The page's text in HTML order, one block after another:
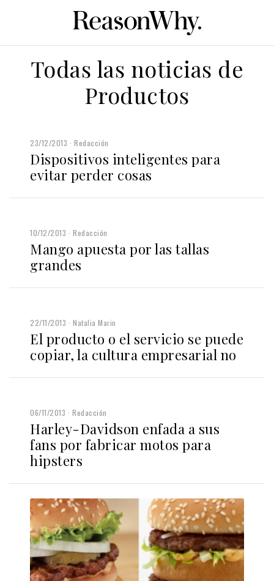
Todas las noticias de
Productos
23/12/2013 Redacción
Dispositivos inteligentes para
evitar perder cosas
10/12/2013 Redacción
Mango apuesta por las tallas
grandes
22/11/2013 Natalia Marin
El producto o el servicio se puede
copiar, la cultura empresarial no
06/11/2013 Redacción
Harley-Davidson enfada a sus
fans por fabricar motos para
hipsters